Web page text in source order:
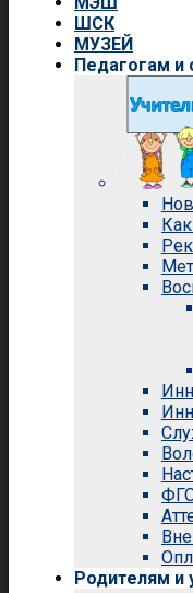
ШСК
МУЗЕЙ
Педагогам и
Родителям и